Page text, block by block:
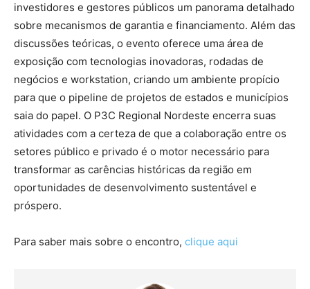
investidores e gestores públicos um panorama detalhado
sobre mecanismos de garantia e financiamento. Além das
discussões teóricas, o evento oferece uma área de
exposição com tecnologias inovadoras, rodadas de
negócios e workstation, criando um ambiente propício
para que o pipeline de projetos de estados e municípios
saia do papel. O P3C Regional Nordeste encerra suas
atividades com a certeza de que a colaboração entre os
setores público e privado é o motor necessário para
transformar as carências históricas da região em
oportunidades de desenvolvimento sustentável e
próspero.
Para saber mais sobre o encontro, clique aqui